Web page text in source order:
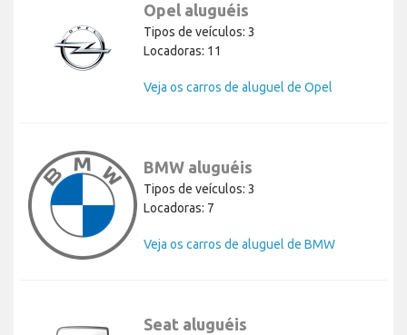
Opel aluguéis
Tipos de veículos: 3
Locadoras: 11
Veja os carros de aluguel de Opel
BMW aluguéis
Tipos de veículos: 3
Locadoras: 7
Veja os carros de aluguel de BMW
Seat aluguéis